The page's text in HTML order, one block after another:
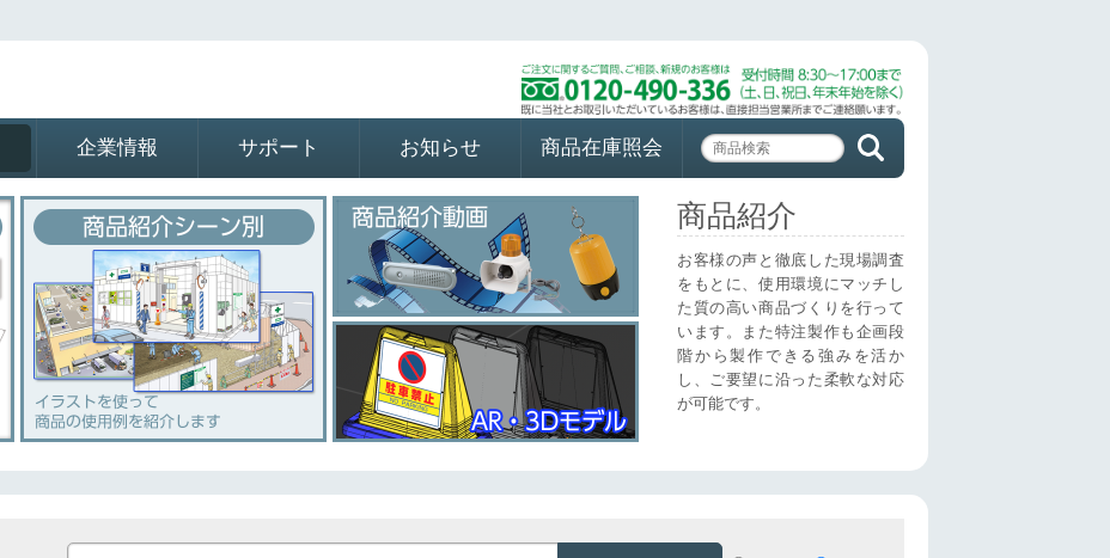
企業情報 サポート お知らせ 商品在庫照会
商品紹介
お客様の声と徹底した現場調査
をもとに、使用環境にマッチし
た質の高い商品づくりを行って
います。また特注製作も企画段
階から製作できる強みを活か
し、ご要望に沿った柔軟な対応
が可能です。